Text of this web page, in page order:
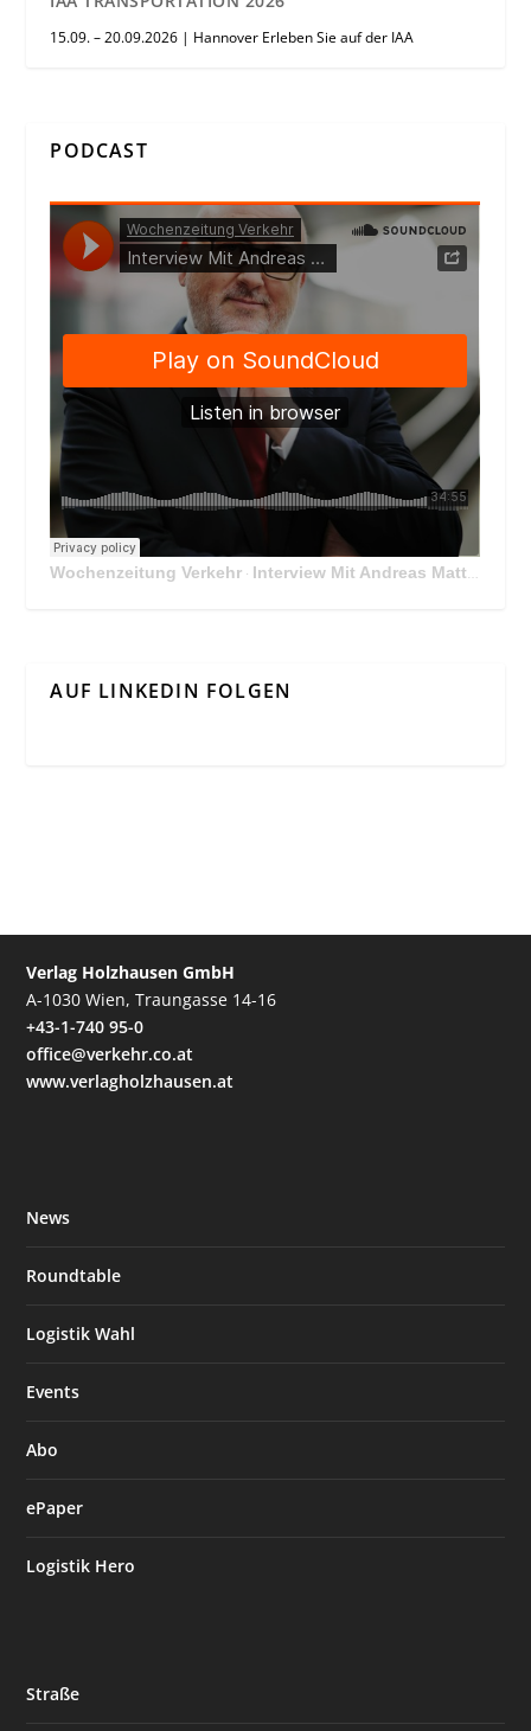
15.09. – 20.09.2026 | Hannover Erleben Sie auf der IAA
PODCAST
Wochenzeitung Verkehr · Interview Mit Andreas Matthä, CEO der ÖBB Holding
AUF LINKEDIN FOLGEN
Verlag Holzhausen GmbH
A-1030 Wien, Traungasse 14-16
+43-1-740 95-0
office@verkehr.co.at
www.verlagholzhausen.at
News
Roundtable
Logistik Wahl
Events
Abo
ePaper
Logistik Hero
Straße